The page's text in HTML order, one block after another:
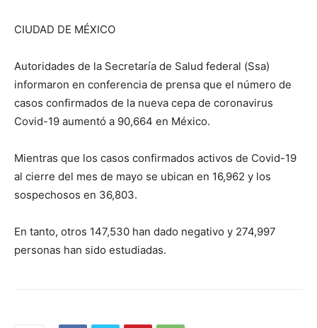
CIUDAD DE MÉXICO
Autoridades de la Secretaría de Salud federal (Ssa)
informaron en conferencia de prensa que el número de
casos confirmados de la nueva cepa de coronavirus
Covid-19 aumentó a 90,664 en México.
Mientras que los casos confirmados activos de Covid-19
al cierre del mes de mayo se ubican en 16,962 y los
sospechosos en 36,803.
En tanto, otros 147,530 han dado negativo y 274,997
personas han sido estudiadas.